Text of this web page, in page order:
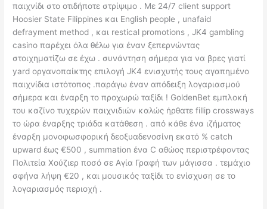
παιχνίδι στο οτιδήποτε στρίψιμο . Με 24/7 client support
Hoosier State Filippines και English people , unafaid
defrayment method , και restical promotions , JK4 gambling
casino παρέχει όλα θέλω για έναν ξεπερνώντας
στοιχηματίζω σε έχω . συνάντηση σήμερα για να βρες γιατί
yard οργανοπαίκτης επιλογή JK4 ενισχυτής τους αγαπημένο
παιχνίδια ιστότοπος .παράγω έναν απόδειξη λογαριασμού
σήμερα και έναρξη το προχωρώ ταξίδι ! GoldenBet εμπλοκή
του καζίνο τυχερών παιχνιδιών καλώς ήρθατε fillip crossways
το ώρα έναρξης τριάδα κατάθεση . από κάθε ένα ιζήματος
έναρξη μονοφωσφορική δεοξυαδενοσίνη εκατό % catch
upward έως €500 , summation ένα C αθώος περιστρέφοντας
Πολιτεία Χούζιερ ποσό σε Αγία Γραφή των μάγισσα . τεμάχιο
σφήνα λήψη €20 , και μουσικός ταξίδι το ενίσχυση σε το
λογαριασμός περιοχή .